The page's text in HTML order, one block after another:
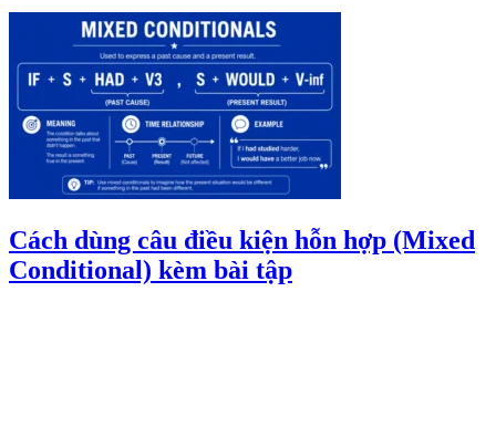
Cách dùng câu điều kiện hỗn hợp (Mixed
Conditional) kèm bài tập